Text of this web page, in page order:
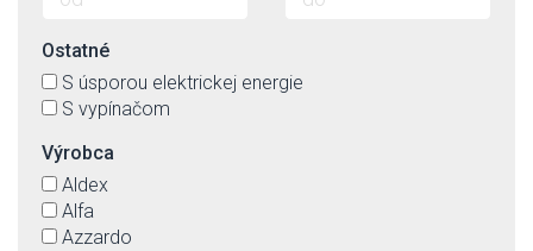
Ostatné
S úsporou elektrickej energie
S vypínačom
Výrobca
Aldex
Alfa
Azzardo